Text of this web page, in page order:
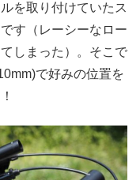
を取り付けていたス
す（レーシーなロー
しまった）。そこで
で好みの位置を